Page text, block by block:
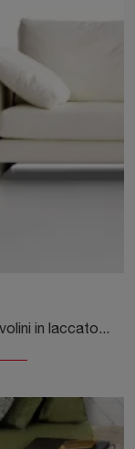
Se desideri Complementi moderni e tavolini in laccato scopri di più sul modello Kuadro del brand Dema.